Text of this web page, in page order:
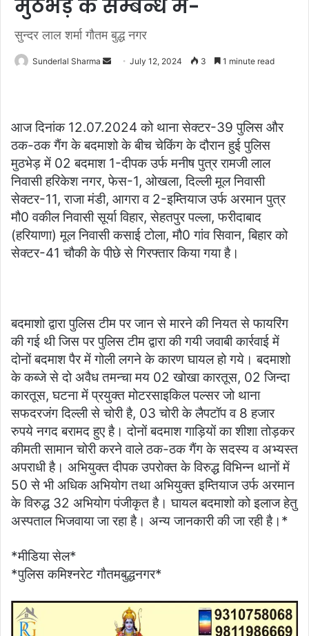
मुठभेड़ के सम्बन्ध में-
सुन्दर लाल शर्मा गौतम बुद्ध नगर
Sunderlal Sharma
SendJuly 12, 2024 3 1 minute read
आज दिनांक 12.07.2024 को थाना सेक्टर-39 पुलिस और
ठक-ठक गैंग के बदमाशो के बीच चेकिंग के दौरान हुई पुलिस
मुठभेड़ में 02 बदमाश 1-दीपक उर्फ मनीष पुत्र रामजी लाल
निवासी हरिकेश नगर, फेस-1, ओखला, दिल्ली मूल निवासी
सेक्टर-11, राजा मंडी, आगरा व 2-इम्तियाज उर्फ अरमान पुत्र
मौ0 वकील निवासी सूर्या विहार, सेहतपुर पल्ला, फरीदाबाद
(हरियाणा) मूल निवासी कसाई टोला, मौ0 गांव सिवान, बिहार को
सेक्टर-41 चौकी के पीछे से गिरफ्तार किया गया है।
बदमाशो द्वारा पुलिस टीम पर जान से मारने की नियत से फायरिंग
की गई थी जिस पर पुलिस टीम द्वारा की गयी जवाबी कार्रवाई में
दोनों बदमाश पैर में गोली लगने के कारण घायल हो गये। बदमाशो
के कब्जे से दो अवैध तमन्चा मय 02 खोखा कारतूस, 02 जिन्दा
कारतूस, घटना में प्रयुक्त मोटरसाइकिल पल्सर जो थाना
सफदरजंग दिल्ली से चोरी है, 03 चोरी के लैपटॉप व 8 हजार
रुपये नगद बरामद हुए है। दोनों बदमाश गाड़ियों का शीशा तोड़कर
कीमती सामान चोरी करने वाले ठक-ठक गैंग के सदस्य व अभ्यस्त
अपराधी है। अभियुक्त दीपक उपरोक्त के विरुद्ध विभिन्न थानों में
50 से भी अधिक अभियोग तथा अभियुक्त इम्तियाज उर्फ अरमान
के विरुद्ध 32 अभियोग पंजीकृत है। घायल बदमाशो को इलाज हेतु
अस्पताल भिजवाया जा रहा है। अन्य जानकारी की जा रही है।*
*मीडिया सेल*
*पुलिस कमिश्नरेट गौतमबुद्धनगर*